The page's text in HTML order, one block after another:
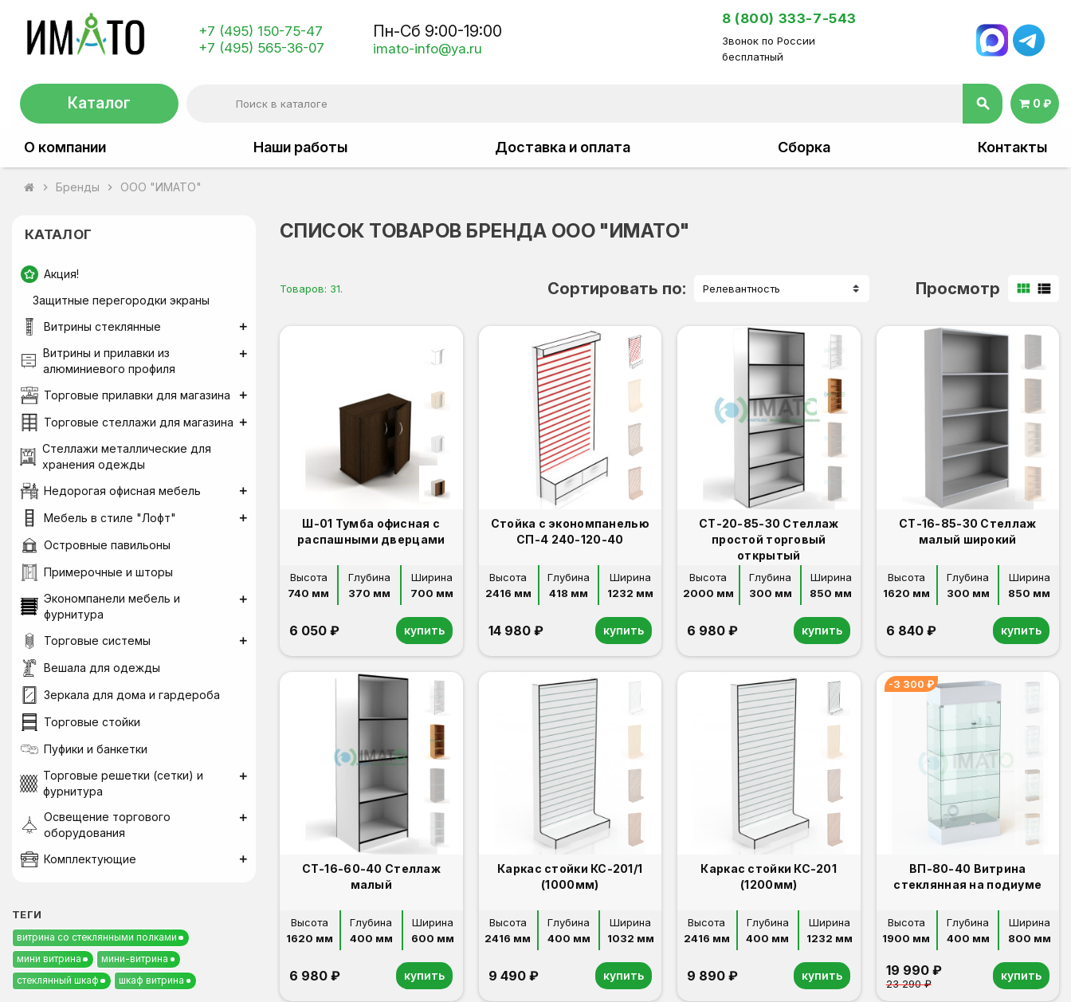
+7 (495) 150-75-47
+7 (495) 565-36-07
Пн-Сб 9:00-19:00
imato-info@ya.ru
8 (800) 333-7-543
Звонок по России
бесплатный
Каталог search 0 ₽
О компании Наши работы Доставка и оплата Сборка Контакты
chevron_right Бренды chevron_right ООО "ИМАТО"
КАТАЛОГ
Акция!
Защитные перегородки экраны
Витрины стеклянные
Витрины и прилавки из
алюминиевого профиля
Торговые прилавки для магазина
Торговые стеллажи для магазина
Стеллажи металлические для
хранения одежды
Недорогая офисная мебель
Мебель в стиле "Лофт"
Островные павильоны
Примерочные и шторы
Экономпанели мебель и
фурнитура
Торговые системы
Вешала для одежды
Зеркала для дома и гардероба
Торговые стойки
Пуфики и банкетки
Торговые решетки (сетки) и
фурнитура
Освещение торгового
оборудования
Комплектующие
ТЕГИ
витрина со стеклянными полками
мини витрина
мини-витрина
стеклянный шкаф
шкаф витрина
СПИСОК ТОВАРОВ БРЕНДА ООО "ИМАТО"
Сортировать по: Релевантность Просмотр view_module view_list
Товаров: 31.
Ш-01 Тумба офисная с
распашными дверцами
Высота
740 мм
Глубина
370 мм
Ширина
700 мм
6 050 ₽ купить
Стойка с экономпанелью
СП-4 240-120-40
Высота
2416 мм
Глубина
418 мм
Ширина
1232 мм
14 980 ₽ купить
СТ-20-85-30 Стеллаж
простой торговый
открытый
Высота
2000 мм
Глубина
300 мм
Ширина
850 мм
6 980 ₽ купить
СТ-16-85-30 Стеллаж
малый широкий
Высота
1620 мм
Глубина
300 мм
Ширина
850 мм
6 840 ₽ купить
СТ-16-60-40 Стеллаж
малый
Высота
1620 мм
Глубина
400 мм
Ширина
600 мм
6 980 ₽ купить
Каркас стойки КС-201/1
(1000мм)
Высота
2416 мм
Глубина
400 мм
Ширина
1032 мм
9 490 ₽ купить
Каркас стойки КС-201
(1200мм)
Высота
2416 мм
Глубина
400 мм
Ширина
1232 мм
9 890 ₽ купить
-3 300 ₽
ВП-80-40 Витрина
стеклянная на подиуме
Высота
1900 мм
Глубина
400 мм
Ширина
800 мм
19 990 ₽
23 290 ₽
купить